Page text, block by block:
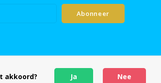
Abonneer
akkoord? Ja Nee